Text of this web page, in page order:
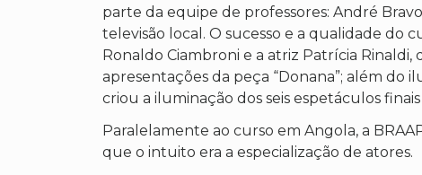
parte da equipe de professores: André
televisão local. O sucesso e a qualidade do
Ronaldo Ciambroni e a atriz Patrícia
apresentações da peça “Donana”; além
criou a iluminação dos seis espetáculos
Paralelamente ao curso em Angola, a
que o intuito era a especialização de atores.